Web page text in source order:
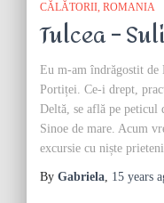
CĂLĂTORII ROMANIA
Tulcea –
Eu m-am îndrăgostit de
Portiței. Ce-i drept,
Deltă, se află pe peticul
Sinoe de mare. Acum
excursie cu niște
By Gabriela, 15 years